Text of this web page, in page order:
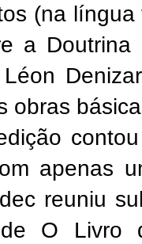
(na
a
obras
apenas
reuniu
O Livro